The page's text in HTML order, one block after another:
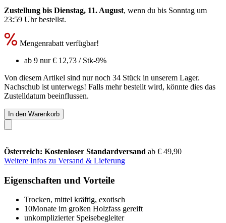
Zustellung bis Dienstag, 11. August, wenn du bis Sonntag um
23:59 Uhrbestellst.
Mengenrabatt verfügbar!
ab 9 nur€ 12,73 / Stk-9%
Von diesem Artikel sind nur noch 34 Stück in unserem Lager.
Nachschub ist unterwegs! Falls mehr bestellt wird, könnte dies das
Zustelldatum beeinflussen.
In den Warenkorb
Österreich: Kostenloser Standardversand ab € 49,90
Weitere Infos zu Versand & Lieferung
Eigenschaften und Vorteile
Trocken, mittel kräftig, exotisch
10Monate im großen Holzfass gereift
unkomplizierter Speisebegleiter